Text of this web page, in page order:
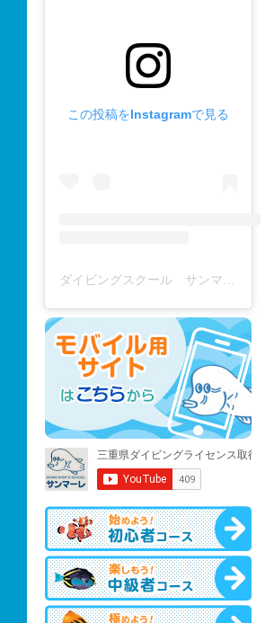
この投稿をInstagramで見る
ダイビングスクール サンマーレ / diving school(@diving_school_sanmare)がシェアした投稿